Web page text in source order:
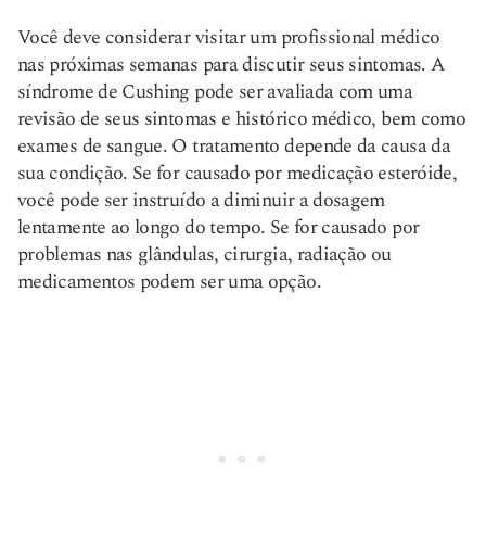
Você deve considerar visitar um profissional médico
nas próximas semanas para discutir seus sintomas. A
síndrome de Cushing pode ser avaliada com uma
revisão de seus sintomas e histórico médico, bem como
exames de sangue. O tratamento depende da causa da
sua condição. Se for causado por medicação esteróide,
você pode ser instruído a diminuir a dosagem
lentamente ao longo do tempo. Se for causado por
problemas nas glândulas, cirurgia, radiação ou
medicamentos podem ser uma opção.